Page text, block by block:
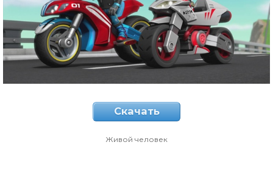
Скачать
Живой человек